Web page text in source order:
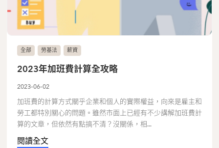
全部 勞基法 薪資
2023年加班費計算全攻略
2023-06-02
加班費的計算方式關乎企業和個人的實際權益，向來是雇主和
勞工都特別關心的問題。雖然市面上已經有不少講解加班費計
算的文章，但依然有點搞不清？沒關係，相...
閱讀全文